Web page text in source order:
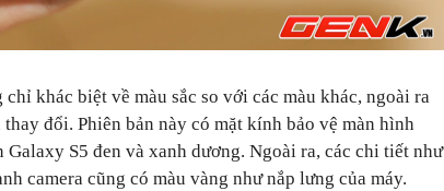
khác biệt về màu sắc so với các màu khác, ngoài ra
đổi. Phiên bản này có mặt kính bảo vệ màn hình
Galaxy S5 đen và xanh dương. Ngoài ra, các chi tiết như
camera cũng có màu vàng như nắp lưng của máy.